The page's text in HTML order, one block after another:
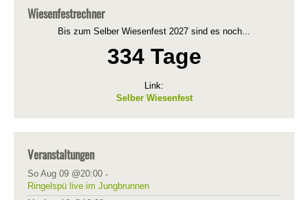
Wiesenfestrechner
Bis zum Selber Wiesenfest 2027 sind es noch...
334 Tage
Link:
Selber Wiesenfest
Veranstaltungen
So Aug 09 @20:00 -
Ringelspü live im Jungbrunnen